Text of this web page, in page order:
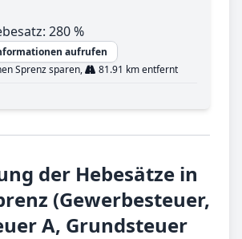
280 %
aufrufen
Sprenz sparen,
81.91 km entfernt
der Hebesätze in
(Gewerbesteuer,
A, Grundsteuer